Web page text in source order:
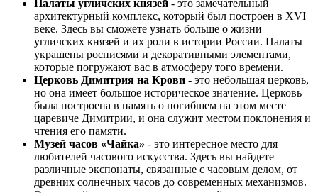
Палаты угличских князей - это замечательный
архитектурный комплекс, который был построен в XVI
веке. Здесь вы сможете узнать больше о жизни
угличских князей и их роли в истории России. Палаты
украшены росписями и декоративными элементами,
которые погружают вас в атмосферу того времени.
Церковь Димитрия на Крови - это небольшая церковь,
но она имеет большое историческое значение. Церковь
была построена в память о погибшем на этом месте
царевиче Димитрии, и она служит местом поклонения и
чтения его памяти.
Музей часов «Чайка» - это интересное место для
любителей часового искусства. Здесь вы найдете
различные экспонаты, связанные с часовым делом, от
древних солнечных часов до современных механизмов.